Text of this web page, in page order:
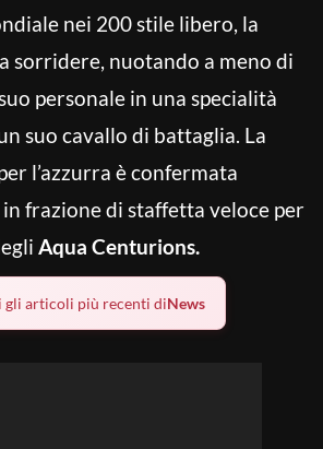
nei 200 stile libero, la
sorridere, nuotando a meno di
personale in una specialità
suo cavallo di battaglia. La
l’azzurra è confermata
in frazione di staffetta veloce per
Aqua Centurions.
gli articoli più recenti diNews